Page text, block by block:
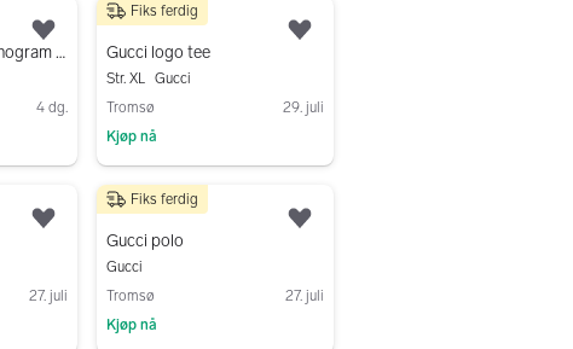
Gucci Brown GG Monogram Polo with White Sleeves
4 dg.
Legg til som favoritt.
3 499 kr
Gucci logo tee
Str. XL
Gucci
Tromsø
29. juli
Kjøp nå
Fiks ferdig
27. juli
Legg til som favoritt.
2 499 kr
Gucci polo
Gucci
Tromsø
27. juli
Kjøp nå
Fiks ferdig